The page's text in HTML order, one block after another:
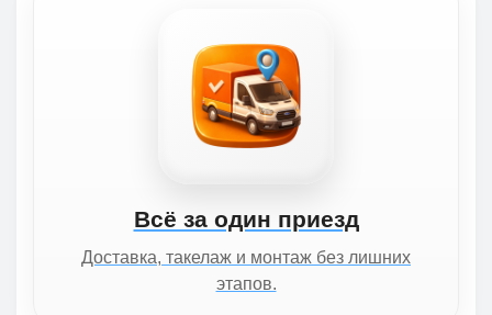
Всё за один приезд
Доставка, такелаж и монтаж без лишних
этапов.